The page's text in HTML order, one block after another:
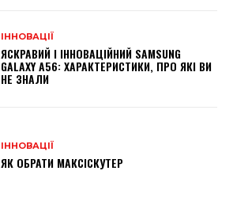
ІННОВАЦІЇ
ЯСКРАВИЙ І ІННОВАЦІЙНИЙ SAMSUNG
GALAXY A56: ХАРАКТЕРИСТИКИ, ПРО ЯКІ ВИ
НЕ ЗНАЛИ
ІННОВАЦІЇ
ЯК ОБРАТИ МАКСІСКУТЕР